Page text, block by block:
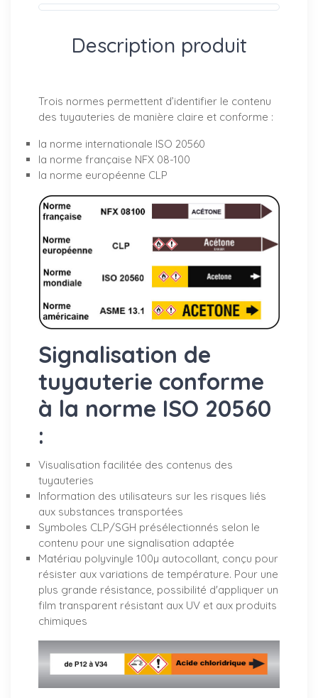
Description produit
Trois normes permettent d’identifier le contenu
des tuyauteries de manière claire et conforme :
la norme internationale ISO 20560
la norme française NFX 08-100
la norme européenne CLP
Signalisation de
tuyauterie conforme
à la norme ISO 20560
:
Visualisation facilitée des contenus des
tuyauteries
Information des utilisateurs sur les risques liés
aux substances transportées
Symboles CLP/SGH présélectionnés selon le
contenu pour une signalisation adaptée
Matériau polyvinyle 100µ autocollant, conçu pour
résister aux variations de température. Pour une
plus grande résistance, possibilité d'appliquer un
film transparent résistant aux UV et aux produits
chimiques